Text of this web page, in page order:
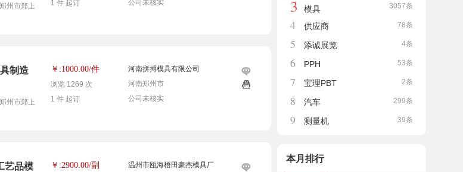
州市郑上
1 件 起订
公司未核实
制造
州市郑上
￥:1000.00/件
浏览 1269 次
1 件 起订
河南拼搏模具有限公司
河南郑州市
公司未核实
艺品模
￥:2900.00/副
温州市瓯海梧田豪杰模具厂
3057条
3 模具
78条
4 供应商
4条
5 添诚展览
53条
6 PPH
2条
7 宝理PBT
299条
8 汽车
39条
9 测量机
本月排行